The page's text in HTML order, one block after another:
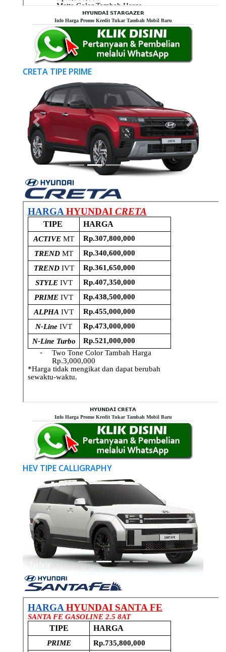
𝗛𝗬𝗨𝗡𝗗𝗔𝗜 𝗦𝗧𝗔𝗥𝗚𝗔𝗭𝗘𝗥
Info Harga Promo Kredit Tukar Tambah Mobil Baru
CRETA TIPE PRIME
Previous Next
𝗛𝗬𝗨𝗡𝗗𝗔𝗜 𝗖𝗥𝗘𝗧𝗔
Info Harga Promo Kredit Tukar Tambah Mobil Baru
HEV TIPE CALLIGRAPHY
Previous Next